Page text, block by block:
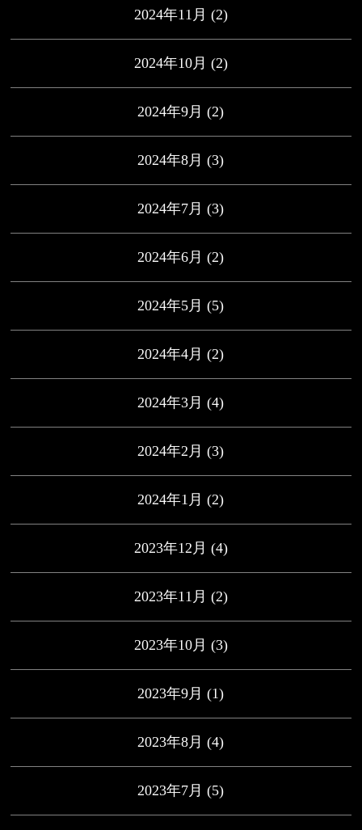
2024年11月 (2)
2024年10月 (2)
2024年9月 (2)
2024年8月 (3)
2024年7月 (3)
2024年6月 (2)
2024年5月 (5)
2024年4月 (2)
2024年3月 (4)
2024年2月 (3)
2024年1月 (2)
2023年12月 (4)
2023年11月 (2)
2023年10月 (3)
2023年9月 (1)
2023年8月 (4)
2023年7月 (5)